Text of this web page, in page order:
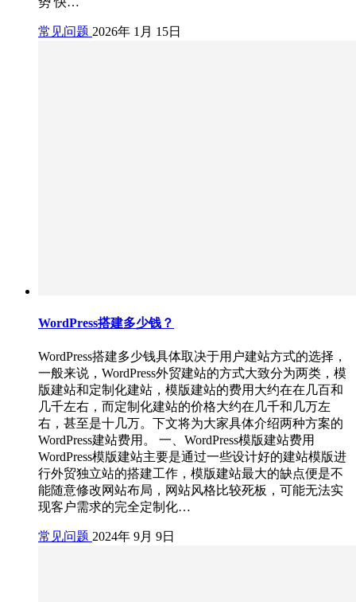
常见问题 2026年 1月 15日
WordPress搭建多少钱？
WordPress搭建多少钱具体取决于用户建站方式的选择，
一般来说，WordPress外贸建站的方式大致分为两类，模
版建站和定制化建站，模版建站的费用大约在在几百和
几千左右，而定制化建站的价格大约在几千和几万左
右，甚至是十几万。下文将为大家具体介绍两种方案的
WordPress建站费用。 一、WordPress模版建站费用
WordPress模版建站主要是通过一些设计好的建站模版进
行外贸独立站的搭建工作，模版建站最大的缺点便是不
能随意修改网站布局，网站风格比较死板，可能无法实
现客户需求的完全定制化…
常见问题 2024年 9月 9日